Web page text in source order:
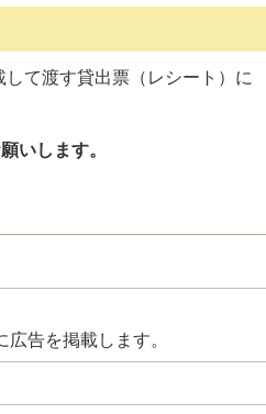
て渡す貸出票（レシート）に
いします。
告を掲載します。